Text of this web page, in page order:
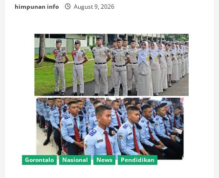
himpunan info August 9, 2026
Gorontalo Nasional News Pendidikan